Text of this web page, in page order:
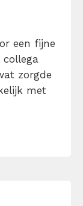
een fijne
zorgde
met